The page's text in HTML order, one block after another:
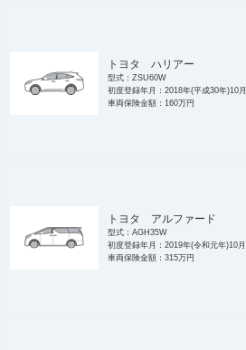
トヨタ ハリアー
型式：ZSU60W
初度登録年月：2018年(平成30年)10月
車両保険金額：160万円
トヨタ アルファード
型式：AGH35W
初度登録年月：2019年(令和元年)10月
車両保険金額：315万円